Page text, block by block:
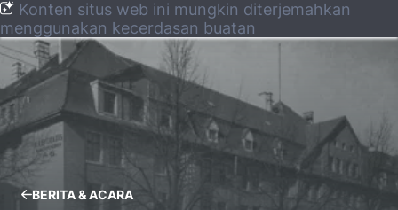
Konten situs web ini mungkin diterjemahkan
menggunakan kecerdasan buatan
BERITA & ACARA